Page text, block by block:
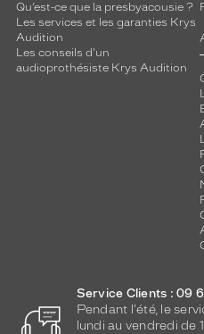
Qu’est-ce que la presbyacousie ?
Les services et les garanties Krys
Audition
Les conseils d'un
audioprothésiste Krys Audition
Service Clients : 09
Pendant l'été, le
lundi au vendredi de